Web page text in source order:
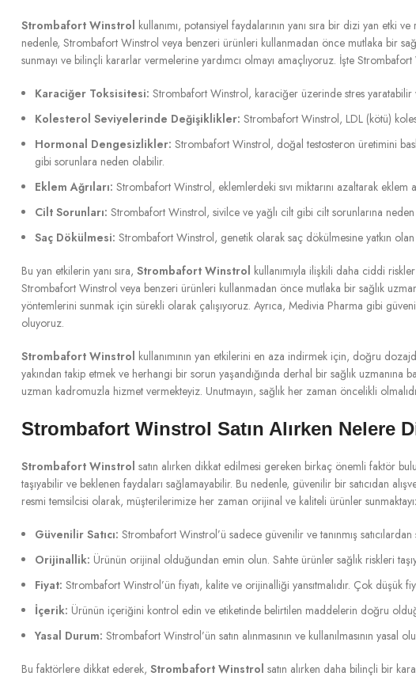
Strombafort Winstrol kullanımı, potansiyel faydalarının yanı sıra bir dizi yan etki
nedenle, Strombafort Winstrol veya benzeri ürünleri kullanmadan önce mutlaka bir
sunmayı ve bilinçli kararlar vermelerine yardımcı olmayı amaçlıyoruz. İşte
Karaciğer Toksisitesi: Strombafort Winstrol, karaciğer üzerinde stres
Kolesterol Seviyelerinde Değişiklikler: Strombafort Winstrol, LDL (kötü)
Hormonal Dengesizlikler: Strombafort Winstrol, doğal testosteron üretimini
gibi sorunlara neden olabilir.
Eklem Ağrıları: Strombafort Winstrol, eklemlerdeki sıvı miktarını azaltarak
Cilt Sorunları: Strombafort Winstrol, sivilce ve yağlı cilt gibi cilt sorunlarına
Saç Dökülmesi: Strombafort Winstrol, genetik olarak saç dökülmesine yatkın
Bu yan etkilerin yanı sıra, Strombafort Winstrol kullanımıyla ilişkili daha ciddi
Strombafort Winstrol veya benzeri ürünleri kullanmadan önce mutlaka bir sağlık
yöntemlerini sunmak için sürekli olarak çalışıyoruz. Ayrıca, Medivia Pharma gibi
oluyoruz.
Strombafort Winstrol kullanımının yan etkilerini en aza indirmek için, doğru
yakından takip etmek ve herhangi bir sorun yaşandığında derhal bir sağlık
uzman kadromuzla hizmet vermekteyiz. Unutmayın, sağlık her zaman öncelikli
Strombafort Winstrol Satın Alırken Nelere
Strombafort Winstrol satın alırken dikkat edilmesi gereken birkaç önemli faktör
taşıyabilir ve beklenen faydaları sağlamayabilir. Bu nedenle, güvenilir bir satıcıdan
resmi temsilcisi olarak, müşterilerimize her zaman orijinal ve kaliteli ürünler
Güvenilir Satıcı: Strombafort Winstrol’ü sadece güvenilir ve tanınmış satıcılardan
Orijinallik: Ürünün orijinal olduğundan emin olun. Sahte ürünler sağlık riskleri
Fiyat: Strombafort Winstrol’ün fiyatı, kalite ve orijinalliği yansıtmalıdır. Çok düşük
İçerik: Ürünün içeriğini kontrol edin ve etiketinde belirtilen maddelerin doğru
Yasal Durum: Strombafort Winstrol’ün satın alınmasının ve kullanılmasının yasal
Bu faktörlere dikkat ederek, Strombafort Winstrol satın alırken daha bilinçli bir